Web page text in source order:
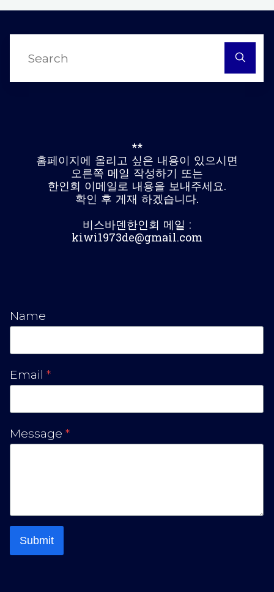
**
홈페이지에 올리고 싶은 내용이 있으시면
오른쪽 메일 작성하기 또는
한인회 이메일로 내용을 보내주세요.
확인 후 게재 하겠습니다.
비스바덴한인회 메일 :
kiwi1973de@gmail.com
Name
Email *
Message *
Submit